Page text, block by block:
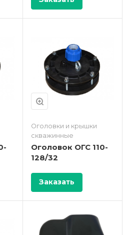
Оголовки и крышки
скважинные
Оголовок ОГС 110-
128/32
Заказать